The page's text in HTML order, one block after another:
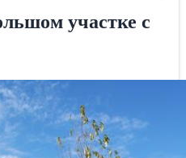
участке с